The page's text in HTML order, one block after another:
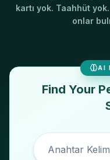
kartı yok. Taahhüt
onlar
AI
Find Your